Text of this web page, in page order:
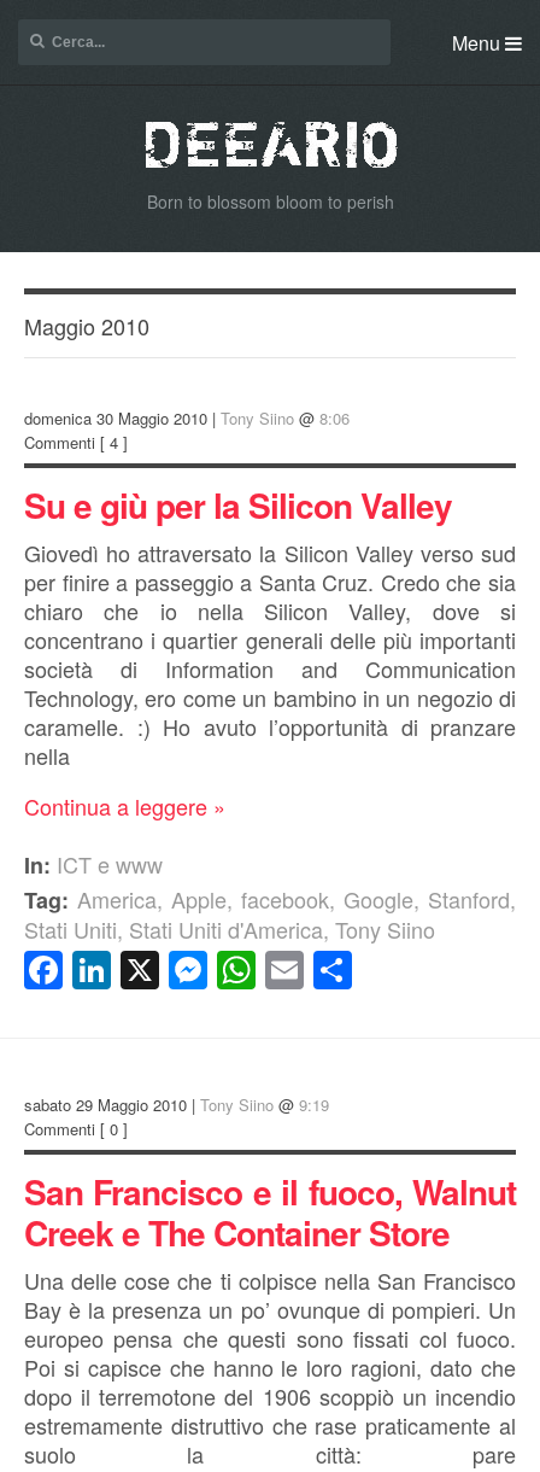
Menu
Born to blossom bloom to perish
Maggio 2010
domenica 30 Maggio 2010 | Tony Siino @ 8:06
Commenti [ 4 ]
Su e giù per la Silicon Valley
Giovedì ho attraversato la Silicon Valley verso sud
per finire a passeggio a Santa Cruz. Credo che sia
chiaro che io nella Silicon Valley, dove si
concentrano i quartier generali delle più importanti
società di Information and Communication
Technology, ero come un bambino in un negozio di
caramelle. :) Ho avuto l’opportunità di pranzare
nella
Continua a leggere »
In: ICT e www
Tag: America, Apple, facebook, Google, Stanford,
Stati Uniti, Stati Uniti d'America, Tony Siino
Facebook
LinkedIn
X Messenger
WhatsApp
Email
sabato 29 Maggio 2010 | Tony Siino @ 9:19
Commenti [ 0 ]
San Francisco e il fuoco, Walnut
Creek e The Container Store
Una delle cose che ti colpisce nella San Francisco
Bay è la presenza un po’ ovunque di pompieri. Un
europeo pensa che questi sono fissati col fuoco.
Poi si capisce che hanno le loro ragioni, dato che
dopo il terremotone del 1906 scoppiò un incendio
estremamente distruttivo che rase praticamente al
suolo la città: pare